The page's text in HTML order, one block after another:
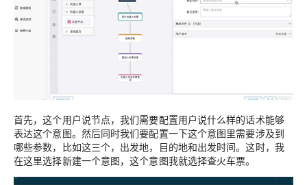
首先，这个用户说节点，我们需要配置用户说什么样的话术能够
表达这个意图。然后同时我们要配置一下这个意图里需要涉及到
哪些参数，比如这三个，出发地，目的地和出发时间。这时，我
在这里选择新建一个意图，这个意图我就选择查火车票。